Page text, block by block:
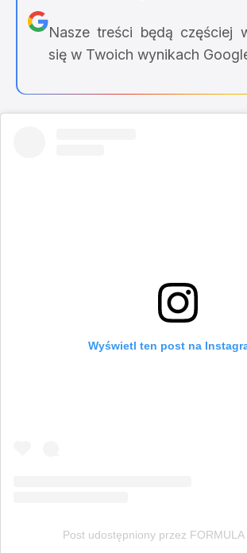
Nasze treści będą częściej
się w Twoich wynikach
Wyświetl ten post na
Post udostępniony przez